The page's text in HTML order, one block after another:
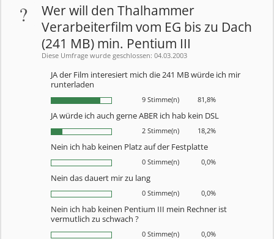
?
Wer will den Thalhammer
Verarbeiterfilm vom EG bis zu Dach
(241 MB) min. Pentium III
Diese Umfrage wurde geschlossen: 04.03.2003
JA der Film interesiert mich die 241 MB würde ich mir
runterladen
9 Stimme(n) 81,8%
JA würde ich auch gerne ABER ich hab kein DSL
2 Stimme(n) 18,2%
Nein ich hab keinen Platz auf der Festplatte
0 Stimme(n) 0,0%
Nein das dauert mir zu lang
0 Stimme(n) 0,0%
Nein ich hab keinen Pentium III mein Rechner ist
vermutlich zu schwach ?
0 Stimme(n) 0,0%